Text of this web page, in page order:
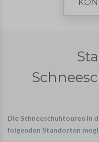
Die Schneeschuhtouren in
folgenden Standorten